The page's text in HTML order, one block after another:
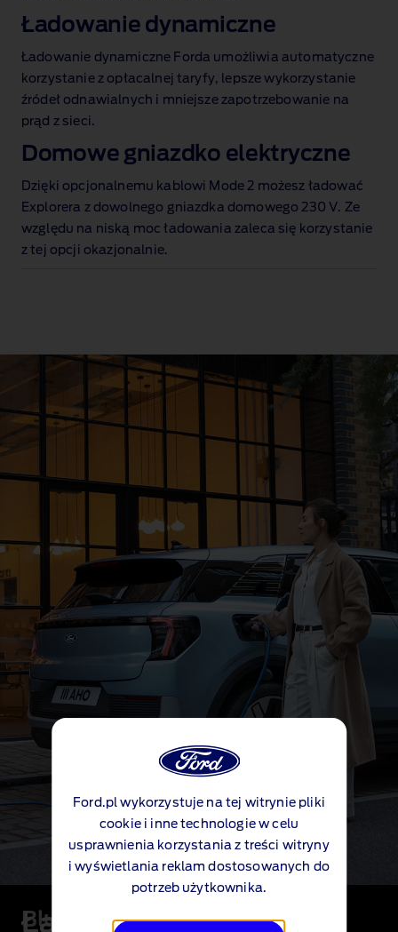
Ford.pl wykorzystuje na tej witrynie pliki
cookie i inne technologie w celu
usprawnienia korzystania z treści witryny
i wyświetlania reklam dostosowanych do
potrzeb użytkownika.
Ładowanie dynamiczne
Ładowanie dynamiczne Forda umożliwia automatyczne
korzystanie z opłacalnej taryfy, lepsze wykorzystanie
źródeł odnawialnych i mniejsze zapotrzebowanie na
prąd z sieci.
Domowe gniazdko elektryczne
Dzięki opcjonalnemu kablowi Mode 2 możesz ładować
Explorera z dowolnego gniazdka domowego 230 V. Ze
względu na niską moc ładowania zaleca się korzystanie
z tej opcji okazjonalnie.
Ładuj w trasie
BlueOval Charge Network x